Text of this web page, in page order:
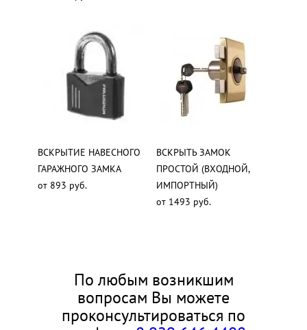
ВСКРЫТИЕ НАВЕСНОГО
ГАРАЖНОГО ЗАМКА
от 893 руб.
ВСКРЫТЬ ЗАМОК
ПРОСТОЙ (ВХОДНОЙ,
ИМПОРТНЫЙ)
от 1493 руб.
По любым возникшим
вопросам Вы можете
проконсультироваться по